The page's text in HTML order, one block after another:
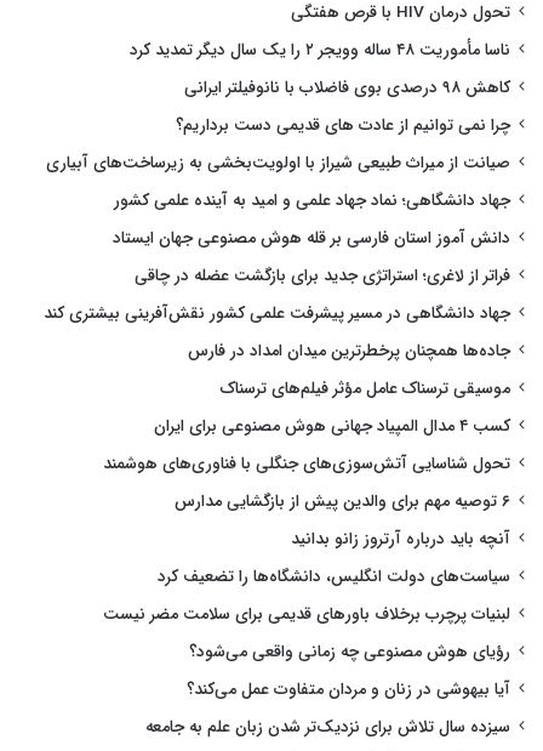
تحول درمان HIV با قرص هفتگی
ناسا مأموریت ۴۸ ساله وویجر ۲ را یک سال دیگر تمدید کرد
کاهش ۹۸ درصدی بوی فاضلاب با نانوفیلتر ایرانی
چرا نمی توانیم از عادت های قدیمی دست برداریم؟
صیانت از میراث طبیعی شیراز با اولویت‌بخشی به زیرساخت‌های آبیاری
جهاد دانشگاهی؛ نماد جهاد علمی و امید به آینده علمی کشور
دانش آموز استان فارسی بر قله هوش مصنوعی جهان ایستاد
فراتر از لاغری؛ استراتژی جدید برای بازگشت عضله در چاقی
جهاد دانشگاهی در مسیر پیشرفت علمی کشور نقش‌آفرینی بیشتری کند
جاده‌ها همچنان پرخطرترین میدان امداد در فارس
موسیقی ترسناک عامل مؤثر فیلم‌های ترسناک
کسب ۴ مدال المپیاد جهانی هوش مصنوعی برای ایران
تحول شناسایی آتش‌سوزی‌های جنگلی با فناوری‌های هوشمند
۶ توصیه مهم برای والدین پیش از بازگشایی مدارس
آنچه باید درباره آرتروز زانو بدانید
سیاست‌های دولت انگلیس، دانشگاه‌ها را تضعیف کرد
لبنیات پرچرب برخلاف باورهای قدیمی برای سلامت مضر نیست
رؤیای هوش مصنوعی چه زمانی واقعی می‌شود؟
آیا بیهوشی در زنان و مردان متفاوت عمل می‌کند؟
سیزده سال تلاش برای نزدیک‌تر شدن زبان علم به جامعه